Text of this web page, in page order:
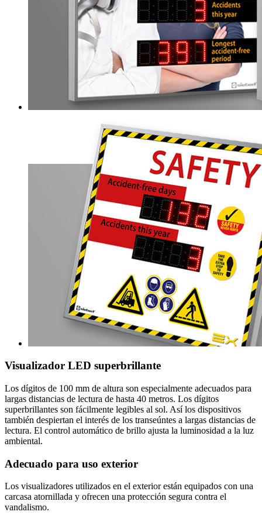
Visualizador LED superbrillante
Los dígitos de 100 mm de altura son especialmente adecuados para
largas distancias de lectura de hasta 40 metros. Los dígitos
superbrillantes son fácilmente legibles al sol. Así los dispositivos
también despiertan el interés de los transeúntes a largas distancias de
lectura. El control automático de brillo ajusta la luminosidad a la luz
ambiental.
Adecuado para uso exterior
Los visualizadores utilizados en el exterior están equipados con una
carcasa atornillada y ofrecen una protección segura contra el
vandalismo.